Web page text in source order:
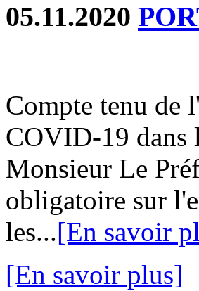
05.11.2020
Compte tenu de
COVID-19 dans
Monsieur Le
obligatoire sur
les...[En savoir
[En savoir plus]